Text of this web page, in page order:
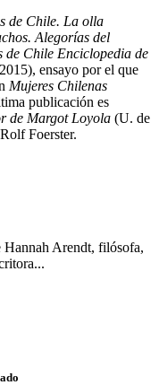
de Chile. La olla
Alegorías del
de Chile Enciclopedia de
ensayo por el que
Mujeres Chilenas
publicación es
de Margot Loyola (U. de
Foerster.
Hannah Arendt, filósofa,